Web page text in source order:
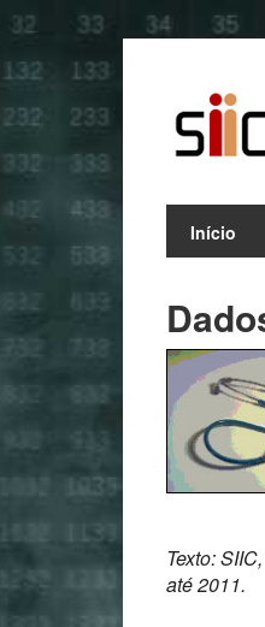
Início
Texto:
até 2011.